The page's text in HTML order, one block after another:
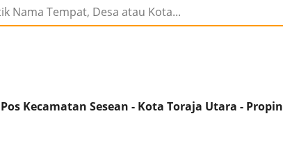
Kecamatan Sesean - Kota Toraja Utara -